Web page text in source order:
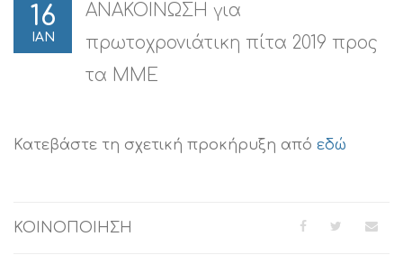
16
ΙΑΝ
ΑΝΑΚΟΙΝΩΣΗ για
πρωτοχρονιάτικη πίτα 2019 προς
τα ΜΜΕ
Κατεβάστε τη σχετική προκήρυξη από εδώ
ΚΟΙΝΟΠΟΙΗΣΗ